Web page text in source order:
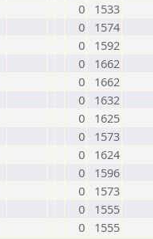
0
1533
0
1574
0
1592
0
1662
0
1662
0
1632
0
1625
0
1573
0
1624
0
1596
0
1573
0
1555
0 1555